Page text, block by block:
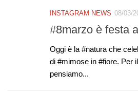
INSTAGRAM NEWS 08/03/
#8marzo è festa
Oggi è la #natura che
di #mimose in #fiore. Per
pensiamo...